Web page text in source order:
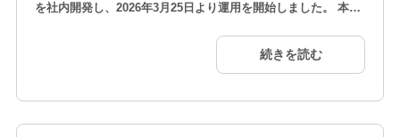
を社内開発し、2026年3月25日より運用を開始しました。 本シ
合わせ、来訪者を自動識別する仕組みを実装しています。名刺
不要で受付が完了するため、来客対応の効率化とUX（利用体
続きを読む